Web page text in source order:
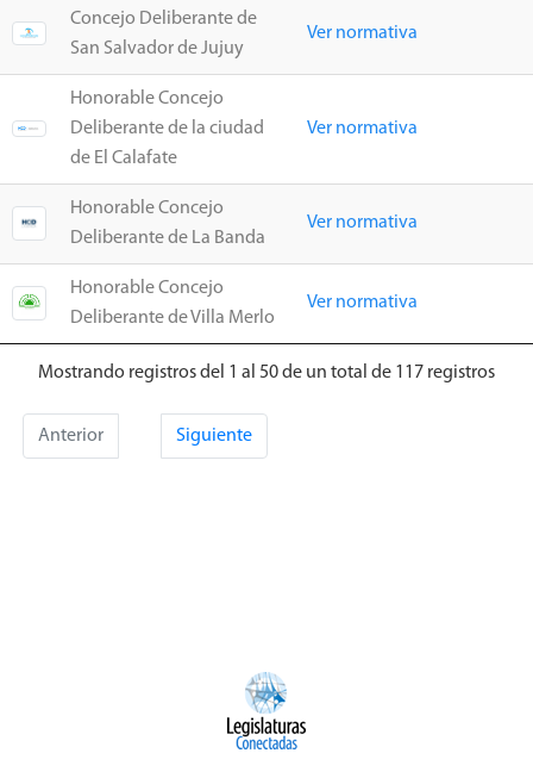
Concejo Deliberante de
San Salvador de Jujuy
Ver normativa
Honorable Concejo
Deliberante de la ciudad
de El Calafate
Ver normativa
Honorable Concejo
Deliberante de La Banda
Ver normativa
Honorable Concejo
Deliberante de Villa Merlo
Ver normativa
Mostrando registros del 1 al 50 de un total de 117 registros
Anterior Siguiente